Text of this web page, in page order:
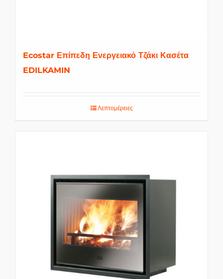
Ecostar Επίπεδη Ενεργειακό Τζάκι Κασέτα
EDILKAMIN
Λεπτομέρειες